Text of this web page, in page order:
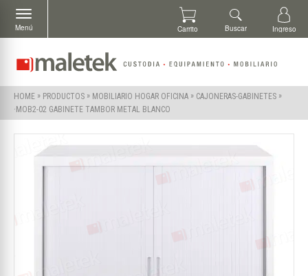
HOME » PRODUCTOS » MOBILIARIO HOGAR OFICINA » CAJONERAS-GABINETES »
·MOB2-02 GABINETE TAMBOR METAL BLANCO
Menú Carrito Buscar Ingreso